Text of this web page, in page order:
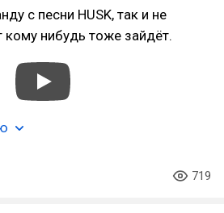
с песни HUSK, так и не
кому нибудь тоже зайдёт.
719